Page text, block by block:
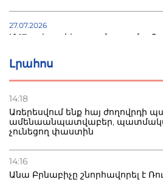
Լրահոս
14:18
Առերեսվում ենք հայ ժողովրդի
ամենաանպատվաբեր,
չունեցող փաստին
14:16
Անա Բրնաբիչը շնորհավորել է
27.07.2026
Մ-17 աշխարհի առաջնությունը
22.07.2026
տուժածներ կան
21.07.2026